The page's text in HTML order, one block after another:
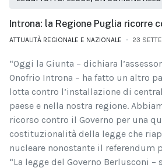
Introna: la Regione Puglia ricorre
ATTUALITÀ REGIONALE E NAZIONALE 23
“Oggi la Giunta – dichiara
Onofrio Introna – ha fatto un altro
lotta contro l’installazione di
paese e nella nostra regione.
ricorso contro il Governo per una
costituzionalità della legge che
nucleare nonostante il referendum
“La legge del Governo Berlusconi –